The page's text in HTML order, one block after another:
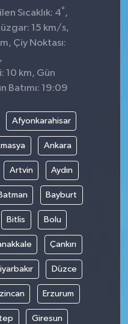
Sıcaklık: 4° ,
15 km/s,
Çiy Noktası:
10 km, Gün
Batımı: 19:09
Afyonkarahisar
Ankara
Artvin Aydın
Bayburt
Bitlis Bolu
Çankırı
Düzce
Erzurum
Giresun